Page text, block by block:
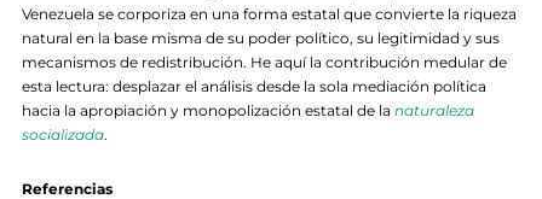
Venezuela se corporiza en una forma estatal que convierte la riqueza
natural en la base misma de su poder político, su legitimidad y sus
mecanismos de redistribución. He aquí la contribución medular de
esta lectura: desplazar el análisis desde la sola mediación política
hacia la apropiación y monopolización estatal de la naturaleza
socializada.
Referencias